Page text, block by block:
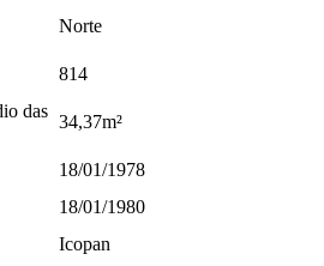
Norte
814
das
34,37m²
18/01/1978
18/01/1980
Icopan